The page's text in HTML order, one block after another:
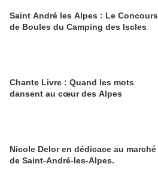
Saint André les Alpes : Le Concours
de Boules du Camping des Iscles
Chante Livre : Quand les mots
dansent au cœur des Alpes
Nicole Delor en dédicace au marché
de Saint-André-les-Alpes.